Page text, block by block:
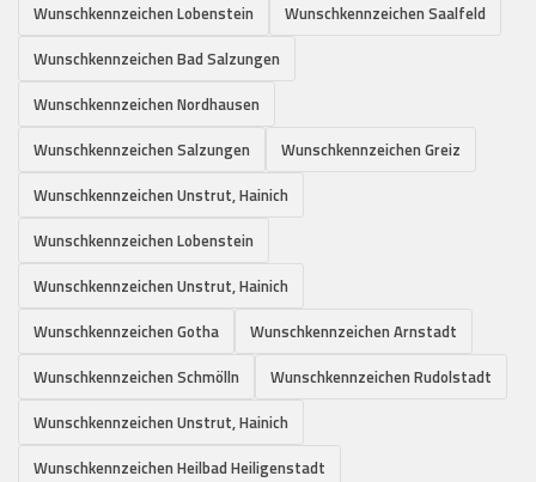
Wunschkennzeichen Lobenstein
Wunschkennzeichen Saalfeld
Wunschkennzeichen Bad Salzungen
Wunschkennzeichen Nordhausen
Wunschkennzeichen Salzungen
Wunschkennzeichen Greiz
Wunschkennzeichen Unstrut, Hainich
Wunschkennzeichen Lobenstein
Wunschkennzeichen Unstrut, Hainich
Wunschkennzeichen Gotha
Wunschkennzeichen Arnstadt
Wunschkennzeichen Schmölln
Wunschkennzeichen Rudolstadt
Wunschkennzeichen Unstrut, Hainich
Wunschkennzeichen Heilbad Heiligenstadt